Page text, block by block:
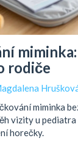
rodiče
miminka
vizity u pediatra
horečky.